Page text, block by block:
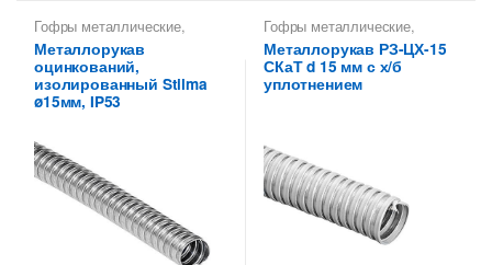
Гофры металлические,
Металлорукава 15 мм ,
Металлорукава для защиты
кабеля,Металлорукава
оцинкованные
Металлорукав
оцинкований,
изолированный Stilma
ø15мм, IP53
Гофры металлические,
Металлорукава 15 мм,
Металлорукава
оцинкованные,
Металлорукава РЗ
Металлорукава СКаТ
Металлорукав РЗ-ЦХ-15
СКаТ d 15 мм с х/б
уплотнением